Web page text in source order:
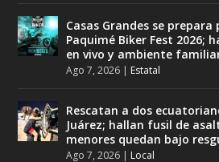
Casas Grandes se
Paquimé Biker Fest 2026;
en vivo y ambiente
Ago 7, 2026 Estatal
Rescatan a dos
Juárez; hallan fusil de
menores quedan bajo
Ago 7, 2026 Local